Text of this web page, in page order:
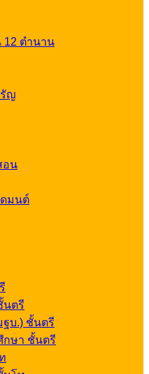
12 ตำนาน
ญ
อน
มนต์
นตรี
บ.) ชั้นตรี
กษา ชั้นตรี